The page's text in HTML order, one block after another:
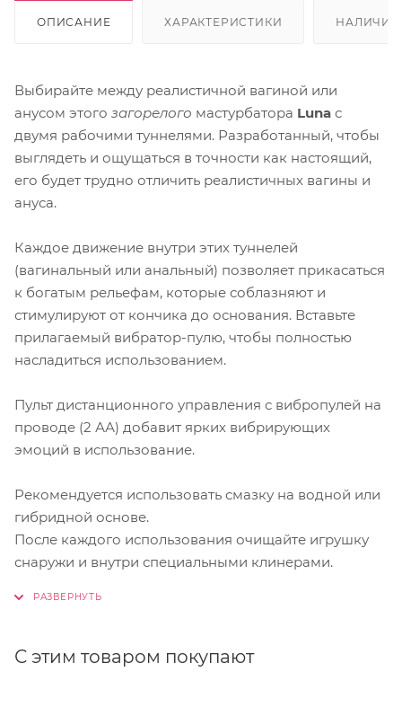
ОПИСАНИЕ ХАРАКТЕРИСТИКИ НАЛИЧИЕ
Выбирайте между реалистичной вагиной или
анусом этого загорелого мастурбатора Luna с
двумя рабочими туннелями. Разработанный, чтобы
выглядеть и ощущаться в точности как настоящий,
его будет трудно отличить реалистичных вагины и
ануса.
Каждое движение внутри этих туннелей
(вагинальный или анальный) позволяет прикасаться
к богатым рельефам, которые соблазняют и
стимулируют от кончика до основания. Вставьте
прилагаемый вибратор-пулю, чтобы полностью
насладиться использованием.
Пульт дистанционного управления с вибропулей на
проводе (2 АА) добавит ярких вибрирующих
эмоций в использование.
Рекомендуется использовать смазку на водной или
гибридной основе.
После каждого использования очищайте игрушку
снаружи и внутри специальными клинерами.
С этим товаром покупают